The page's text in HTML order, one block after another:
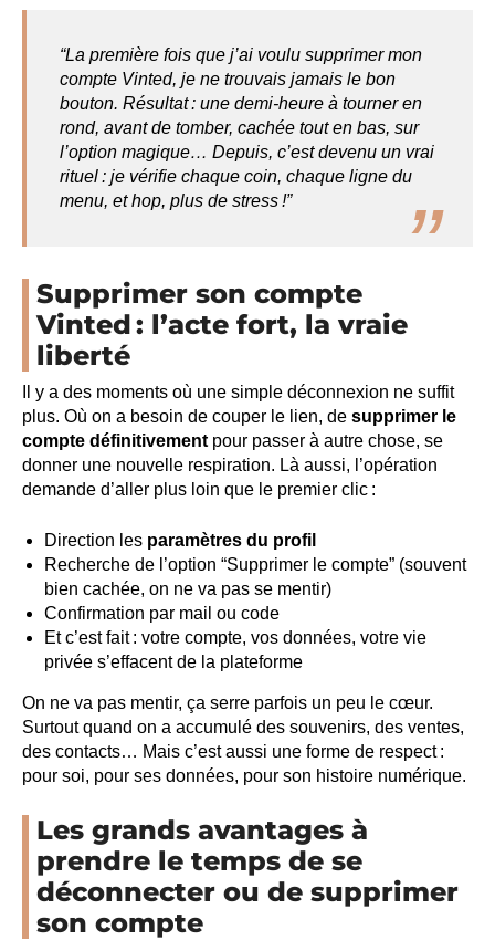
“La première fois que j’ai voulu supprimer mon
compte Vinted, je ne trouvais jamais le bon
bouton. Résultat : une demi-heure à tourner en
rond, avant de tomber, cachée tout en bas, sur
l’option magique… Depuis, c’est devenu un vrai
rituel : je vérifie chaque coin, chaque ligne du
menu, et hop, plus de stress !”
Supprimer son compte
Vinted : l’acte fort, la vraie
liberté
Il y a des moments où une simple déconnexion ne suffit
plus. Où on a besoin de couper le lien, de supprimer le
compte définitivement pour passer à autre chose, se
donner une nouvelle respiration. Là aussi, l’opération
demande d’aller plus loin que le premier clic :
Direction les paramètres du profil
Recherche de l’option “Supprimer le compte” (souvent
bien cachée, on ne va pas se mentir)
Confirmation par mail ou code
Et c’est fait : votre compte, vos données, votre vie
privée s’effacent de la plateforme
On ne va pas mentir, ça serre parfois un peu le cœur.
Surtout quand on a accumulé des souvenirs, des ventes,
des contacts… Mais c’est aussi une forme de respect :
pour soi, pour ses données, pour son histoire numérique.
Les grands avantages à
prendre le temps de se
déconnecter ou de supprimer
son compte